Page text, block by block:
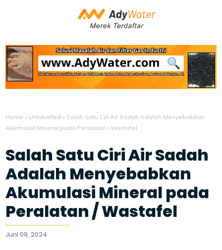
Home » Unlabelled » Salah Satu Ciri Air Sadah Adalah Menyebabkan
Akumulasi Mineral pada Peralatan / Wastafel
Salah Satu Ciri Air Sadah
Adalah Menyebabkan
Akumulasi Mineral pada
Peralatan / Wastafel
Juni 09, 2024